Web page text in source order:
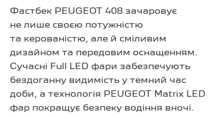
Фастбек PEUGEOT 408 зачаровує
не лише своєю потужністю
та керованістю, але й сміливим
дизайном та передовим оснащенням.
Сучасні Full LED фари забезпечують
бездоганну видимість у темний час
доби, а технологія PEUGEOT Matrix LED
фар покращує безпеку водіння вночі.